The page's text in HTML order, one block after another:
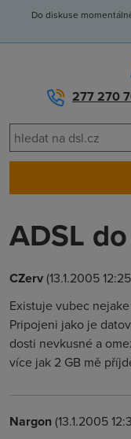
Do diskuse
277 270
ADSL
CZerv(13.1.2005
Existuje vubec
Pripojeni jako je
dosti nevkusné a
více jak 2 GB mě
Nargon(13.1.2005